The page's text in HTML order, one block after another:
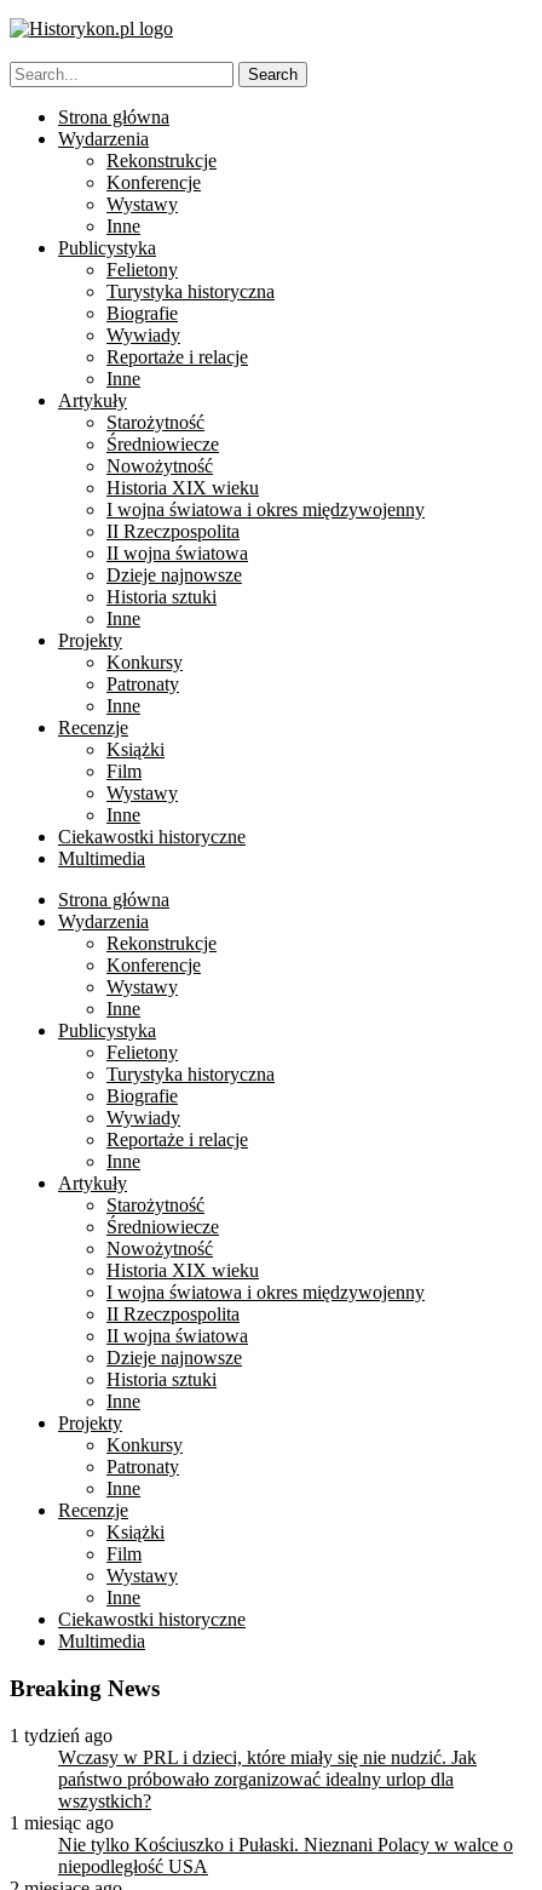
Strona główna
Wydarzenia
Rekonstrukcje
Konferencje
Wystawy
Inne
Publicystyka
Felietony
Turystyka historyczna
Biografie
Wywiady
Reportaże i relacje
Inne
Artykuły
Starożytność
Średniowiecze
Nowożytność
Historia XIX wieku
I wojna światowa i okres międzywojenny
II Rzeczpospolita
II wojna światowa
Dzieje najnowsze
Historia sztuki
Inne
Projekty
Konkursy
Patronaty
Inne
Recenzje
Książki
Film
Wystawy
Inne
Ciekawostki historyczne
Multimedia
Strona główna
Wydarzenia
Rekonstrukcje
Konferencje
Wystawy
Inne
Publicystyka
Felietony
Turystyka historyczna
Biografie
Wywiady
Reportaże i relacje
Inne
Artykuły
Starożytność
Średniowiecze
Nowożytność
Historia XIX wieku
I wojna światowa i okres międzywojenny
II Rzeczpospolita
II wojna światowa
Dzieje najnowsze
Historia sztuki
Inne
Projekty
Konkursy
Patronaty
Inne
Recenzje
Książki
Film
Wystawy
Inne
Ciekawostki historyczne
Multimedia
Breaking News
1 tydzień ago
Wczasy w PRL i dzieci, które miały się nie nudzić. Jak
państwo próbowało zorganizować idealny urlop dla
wszystkich?
1 miesiąc ago
Nie tylko Kościuszko i Pułaski. Nieznani Polacy w walce o
niepodległość USA